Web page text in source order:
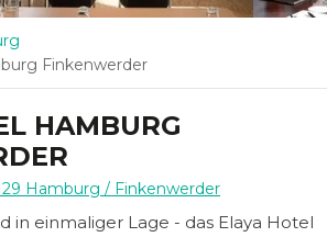
Finkenwerder
HAMBURG
Hamburg / Finkenwerder
in einmaliger Lage - das Elaya Hotel